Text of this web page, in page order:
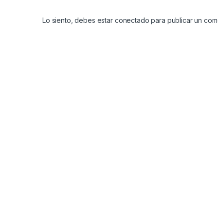
Lo siento, debes estar conectado para publicar un